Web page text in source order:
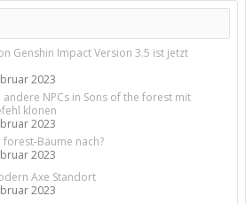
Genshin Impact Version 3.5 ist jetzt
2023
andere NPCs in Sons of the forest mit
klonen
2023
forest-Bäume nach?
2023
Axe Standort
2023